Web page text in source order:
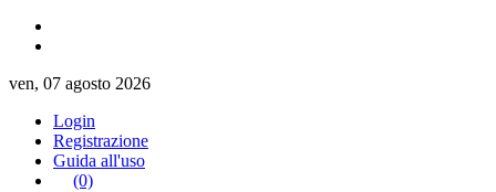
ven, 07 agosto 2026
Login
Registrazione
Guida all'uso
(0)